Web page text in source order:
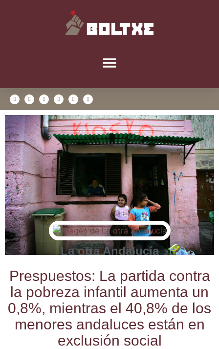
La otra Andalucía
Pres­pues­tos: La par­ti­da con­tra
la pobre­za infan­til aumen­ta un
0,8%, mien­tras el 40,8% de los
meno­res anda­lu­ces están en
exclu­sión social